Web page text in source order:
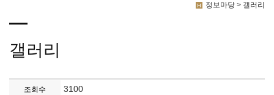
정보마당 > 갤러리
갤러리
조회수 3100